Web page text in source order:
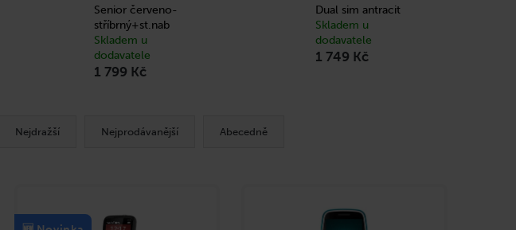
Senior červeno-
stříbrný+st.nab
Skladem u
dodavatele
1 799 Kč
Dual sim antracit
Skladem u
dodavatele
1 749 Kč
Nejdražší Nejprodávanější Abecedně